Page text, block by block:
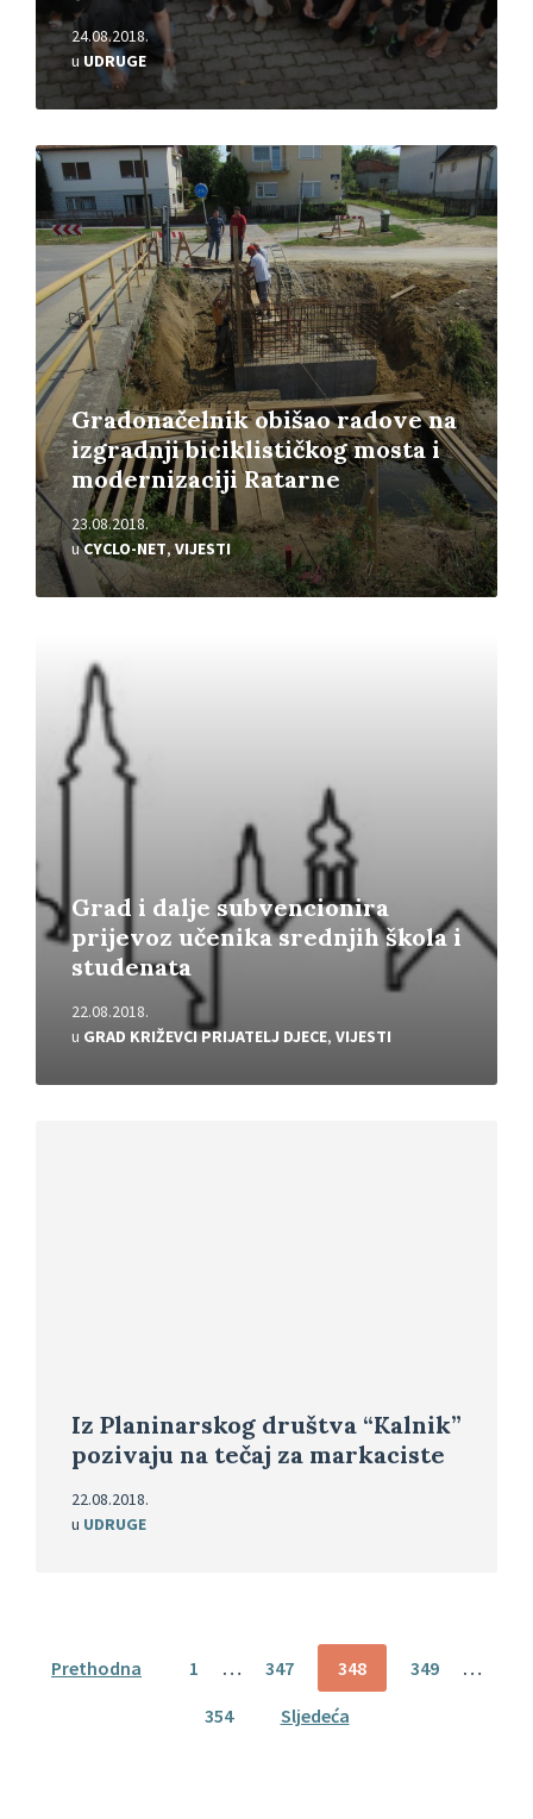
24.08.2018.
uUDRUGE
Gradonačelnik obišao radove na
izgradnji biciklističkog mosta i
modernizaciji Ratarne
23.08.2018.
uCYCLO-NET,VIJESTI
Pročitajte
više
Grad i dalje subvencionira
prijevoz učenika srednjih škola i
studenata
22.08.2018.
u GRAD KRIŽEVCI PRIJATELJ DJECE, VIJESTI
Iz Planinarskog društva “Kalnik”
pozivaju na tečaj za markaciste
22.08.2018.
u UDRUGE
Brojevi
Prethodna 1 … 347 348 349
…
354
Sljedeća